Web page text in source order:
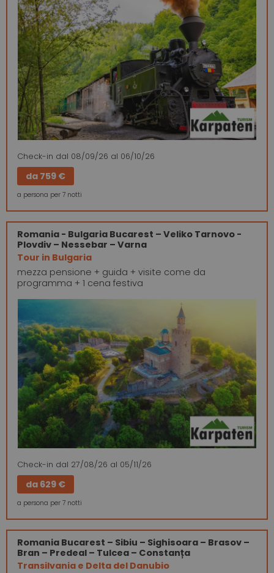
Check-in dal 08/09/26 al 06/10/26
da 759 €
a persona per 7 notti
Romania - Bulgaria Bucarest – Veliko Tarnovo -
Plovdiv – Nessebar – Varna
Tour in Bulgaria
mezza pensione + guida + visite come da
programma + 1 cena festiva
Check-in dal 27/08/26 al 05/11/26
da 629 €
a persona per 7 notti
Romania Bucarest – Sibiu – Sighisoara – Brasov –
Bran – Predeal – Tulcea – Constanța
Transilvania e Delta del Danubio